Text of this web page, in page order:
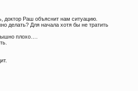
доктор Раш объяснит нам ситуацию.
делать? Для начала хотя бы не тратить
плохо….